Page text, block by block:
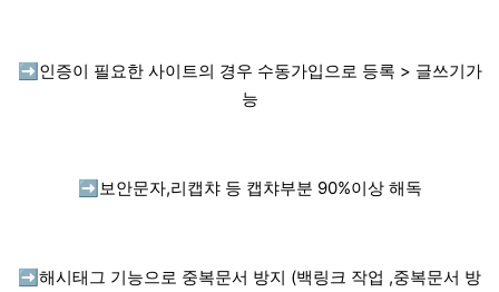
➡️ 인증이 필요한 사이트의 경우 수동가입으로 등록 > 글쓰기가
능
➡️ 보안문자,리캡챠 등 캡챠부분 90%이상 해독
➡️ 해시태그 기능으로 중복문서 방지 (백링크 작업 ,중복문서 방